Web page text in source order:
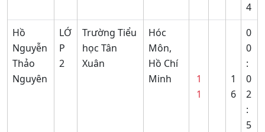
4
Hồ
Nguyễn
Thảo
Nguyên
LỚ
P
2
Trường Tiểu
học Tân
Xuân
Hóc
Môn,
Hồ Chí
Minh
1
1
1
6
0
0
:
0
2
:
5